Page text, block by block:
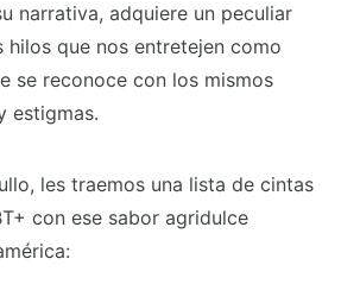
narrativa, adquiere un peculiar
hilos que nos entretejen como
se reconoce con los mismos
estigmas.
les traemos una lista de cintas
con ese sabor agridulce